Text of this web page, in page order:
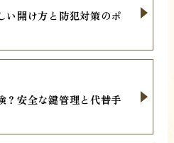
い開け方と防犯対策のポ
？安全な鍵管理と代替手